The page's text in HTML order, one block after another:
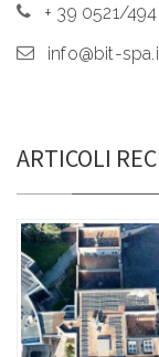
+ 39 0521/
info@bit-
ARTICOLI